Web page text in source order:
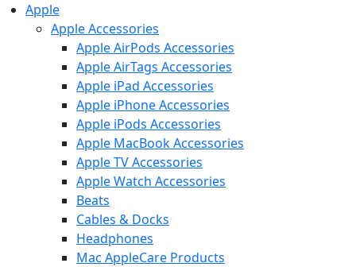
Apple
Apple Accessories
Apple AirPods Accessories
Apple AirTags Accessories
Apple iPad Accessories
Apple iPhone Accessories
Apple iPods Accessories
Apple MacBook Accessories
Apple TV Accessories
Apple Watch Accessories
Beats
Cables & Docks
Headphones
Mac AppleCare Products